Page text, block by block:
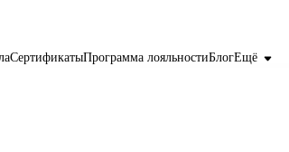
СертификатыПрограмма лояльностиБлогЕщё